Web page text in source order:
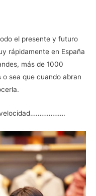
el presente y futuro
rápidamente en España
más de 1000
sea que cuando abran
velocidad……………….